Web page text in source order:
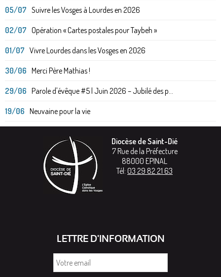
05/07 Suivre les Vosges à Lourdes en 2026
02/07 Opération « Cartes postales pour Taybeh »
01/07 Vivre Lourdes dans les Vosges en 2026
30/06 Merci Père Mathias !
29/06 Parole d'évêque #5 | Juin 2026 – Jubilé des p...
19/06 Neuvaine pour la vie
Diocèse de Saint-Dié
7 Rue de la Préfecture
88000 EPINAL
Tél: 03 29 82 21 63
LETTRE D'INFORMATION